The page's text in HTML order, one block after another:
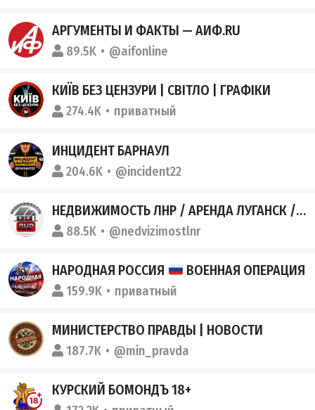
АРГУМЕНТЫ И ФАКТЫ — АИФ.RU
89.5K @aifonline
КИЇВ БЕЗ ЦЕНЗУРИ | СВІТЛО | ГРАФІКИ
274.4K приватный
ИНЦИДЕНТ БАРНАУЛ
204.6K @incident22
НЕДВИЖИМОСТЬ ЛНР / АРЕНДА ЛУГАНСК / КВАРТИРЫ
88.5K @nedvizimostlnr
НАРОДНАЯ РОССИЯ ВОЕННАЯ ОПЕРАЦИЯ
159.9K приватный
МИНИСТЕРСТВО ПРАВДЫ | НОВОСТИ
187.7K @min_pravda
КУРСКИЙ БОМОНДЪ 18+